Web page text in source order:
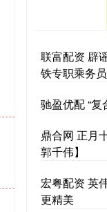
联富配资 辟
铁专职乘务
驰盈优配 “
鼎合网 正月
郭千伟】
宏粤配资 英
更精美